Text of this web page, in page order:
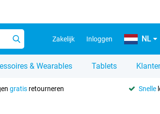
Zakelijk Inloggen NL
& Wearables Tablets
gratisretourneren Snelle